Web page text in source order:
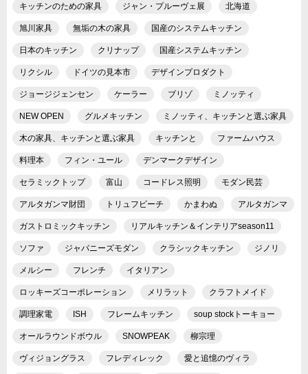
キッチンのための家具 ジャン・プルーヴェ展 北海道
旭川家具 無垢の木の家具 国産のシステムキッチン
日本のキッチン クリナップ 国産システムキッチン
リクシル ドイツの見本市 デザインプロダクト
ジョージジェンセン ケーラー ブリゾ ミノッティ
NEW OPEN グルメキッチン ミノッティ、キッチンと選ぶ家具
木の家具、キッチンと選ぶ家具 キッチンと ファームハウス
料理本 フィン・ユール デンマークデザイン
セラミックトップ 富山 コードレス照明 モダン民芸
アルタガンマ財団 トリュフビーチ かまわぬ アルタガンマ
ガストロミックキッチン リアルキッチン＆インテリアseason11
ソファ ジャパニーズモダン クラシックキッチン ジノリ
メルシー フレンチ イタリアン
ロッキーズコーポレーション メリラット クラフトメイド
調理家電 ISH フレームキッチン soup stockトーキョー
オールラウンドボウル SNOWPEAK 柳宗理
ヴィジョングラス フレディレック 愛と追憶のヴィラ